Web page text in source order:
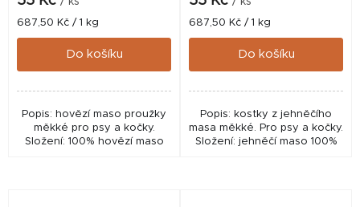
Měrná
cena:
687,50 Kč / 1 kg
Do košíku
Popis: hovězí maso proužky
měkké pro psy a kočky.
Složení: 100% hovězí maso
Měrná
cena:
687,50 Kč / 1 kg
Do košíku
Popis: kostky z jehněčího
masa měkké. Pro psy a kočky.
Složení: jehněčí maso 100%